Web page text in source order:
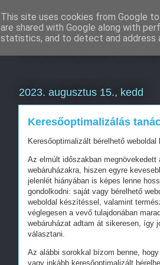
Weboldal
2023. augusztus 15., kedd
Keresőoptimalizálás
Keresőoptimalizált bérelhető
Az elmúlt időszakban
webáruházakra, hiszen egyre
jelenlét hiányában is képes lenne
gondolkodni: saját vagy bérelhető
weboldal készítéssel, valamint
véglegesen a vevő tulajdonában
webáruházat adtam át sikeresen, így
választani.
Az alábbi sorokkal bízom benne,
vagy inkább keresőoptimalizált
This site uses cookies from Google
are shared with Google along with
statistics, and to detect and address